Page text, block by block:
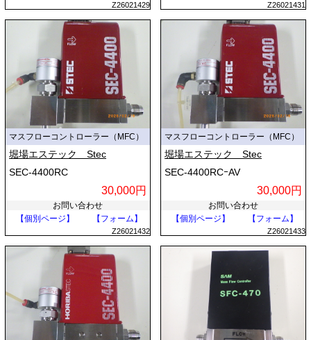
Z26021429 Z26021431
マスフローコントローラー（MFC）
堀場エステック Stec
SEC-4400RC
30,000円
お問い合わせ
【個別ページ】
【フォーム】
Z26021432
マスフローコントローラー（MFC）
堀場エステック Stec
SEC-4400RCｰAV
30,000円
お問い合わせ
【個別ページ】
【フォーム】
Z26021433